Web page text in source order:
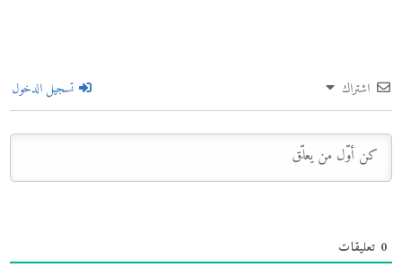
اشتراك تسجيل الدخول
0 تعليقات